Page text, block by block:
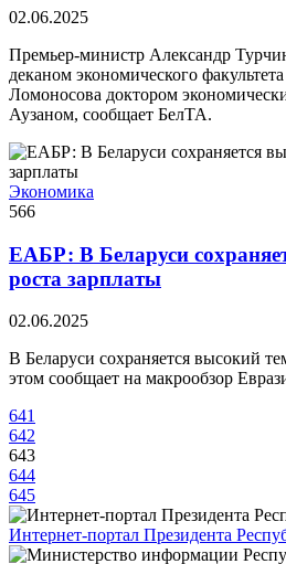
02.06.2025
Премьер-министр Александр
деканом экономического
Ломоносова доктором
Аузаном, сообщает БелТА.
Экономика
566
ЕАБР: В Беларуси
роста зарплаты
02.06.2025
В Беларуси сохраняется высокий
этом сообщает на макрообзор
641
642
643
644
645
Интернет-портал Президента